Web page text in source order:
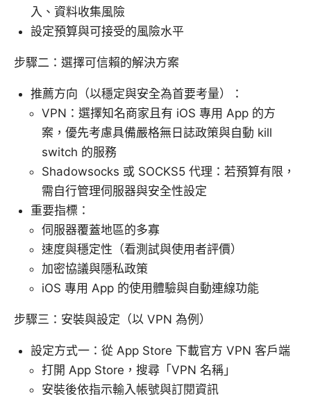
入、資料收集風險
設定預算與可接受的風險水平
步驟二：選擇可信賴的解決方案
推薦方向（以穩定與安全為首要考量）：
VPN：選擇知名商家且有 iOS 專用 App 的方
案，優先考慮具備嚴格無日誌政策與自動 kill
switch 的服務
Shadowsocks 或 SOCKS5 代理：若預算有限，
需自行管理伺服器與安全性設定
重要指標：
伺服器覆蓋地區的多寡
速度與穩定性（看測試與使用者評價）
加密協議與隱私政策
iOS 專用 App 的使用體驗與自動連線功能
步驟三：安裝與設定（以 VPN 為例）
設定方式一：從 App Store 下載官方 VPN 客戶端
打開 App Store，搜尋「VPN 名稱」
安裝後依指示輸入帳號與訂閱資訊